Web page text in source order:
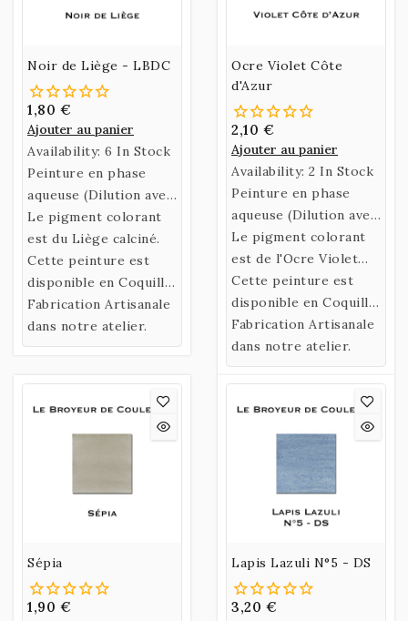
Noir de Liège - LBDC
1,80 €
Ajouter au panier
Availability: 6 In Stock
Peinture en phase
aqueuse (Dilution avec
de l’eau)
confectionnée selon
une recette historique
utilisant un liant
naturel fabriqué à
partir de Gomme
Arabique et d’Eau de
Le pigment colorant
est du Liège calciné.
Cette peinture est
disponible en Coquille
ou en Godet.
Fabrication Artisanale
dans notre atelier.
Ocre Violet Côte
d'Azur
2,10 €
Ajouter au panier
Availability: 2 In Stock
Peinture en phase
aqueuse (Dilution avec
de l’eau)
confectionnée selon
une recette historique
utilisant un liant
naturel fabriqué à
partir de Gomme
Arabique et d’Eau de
Miel.
Le pigment colorant
est de l'Ocre Violet
Côte d'Azur.
Cette peinture est
disponible en Coquille
ou en Godet.
Fabrication Artisanale
dans notre atelier.
Sépia
1,90 €
Lapis Lazuli N°5 - DS
3,20 €